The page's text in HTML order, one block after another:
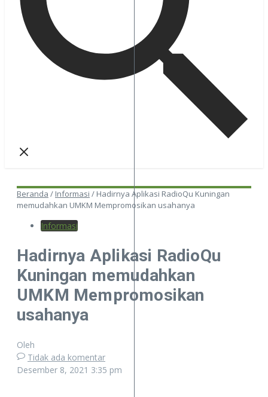
Beranda / Informasi / Hadirnya Aplikasi RadioQu Kuningan
memudahkan UMKM Mempromosikan usahanya
Informasi
Hadirnya Aplikasi RadioQu
Kuningan memudahkan
UMKM Mempromosikan
usahanya
Oleh
Tidak ada komentar
Desember 8, 2021 3:35 pm